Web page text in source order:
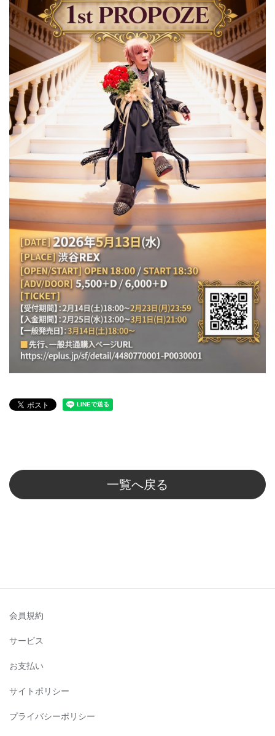
一覧へ戻る
会員規約
サービス
お支払い
サイトポリシー
プライバシーポリシー